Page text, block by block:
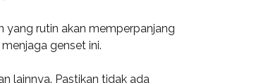
yang rutin akan memperpanjang
genset ini.
lainnya. Pastikan tidak ada